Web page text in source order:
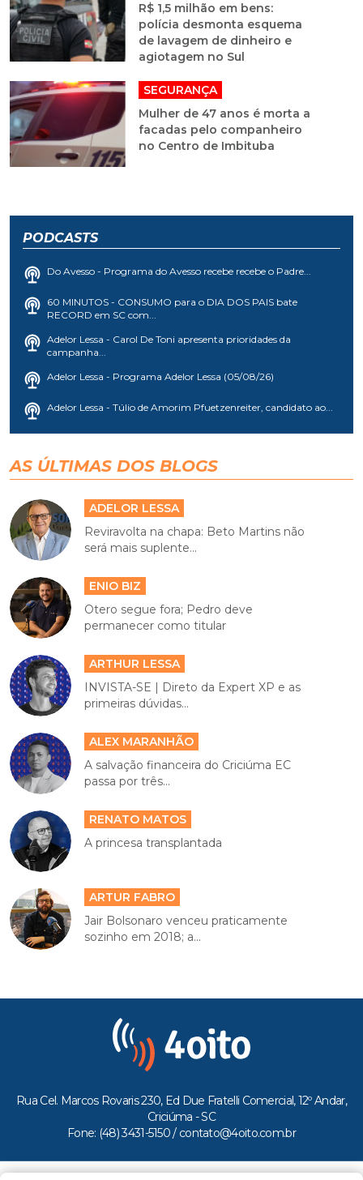
R$ 1,5 milhão em bens:
polícia desmonta esquema
de lavagem de dinheiro e
agiotagem no Sul
SEGURANÇA
Mulher de 47 anos é morta a
facadas pelo companheiro
no Centro de Imbituba
PODCASTS
Do Avesso - Programa do Avesso recebe recebe o Padre...
60 MINUTOS - CONSUMO para o DIA DOS PAIS bate
RECORD em SC com...
Adelor Lessa - Carol De Toni apresenta prioridades da
campanha...
Adelor Lessa - Programa Adelor Lessa (05/08/26)
Adelor Lessa - Túlio de Amorim Pfuetzenreiter, candidato ao...
AS ÚLTIMAS DOS BLOGS
ADELOR LESSA
Reviravolta na chapa: Beto Martins não
será mais suplente...
ENIO BIZ
Otero segue fora; Pedro deve
permanecer como titular
ARTHUR LESSA
INVISTA-SE | Direto da Expert XP e as
primeiras dúvidas...
ALEX MARANHÃO
A salvação financeira do Criciúma EC
passa por três...
RENATO MATOS
A princesa transplantada
ARTUR FABRO
Jair Bolsonaro venceu praticamente
sozinho em 2018; a...
Rua Cel. Marcos Rovaris 230, Ed Due Fratelli Comercial, 12º Andar,
Criciúma - SC
Fone: (48) 3431-5150 / contato@4oito.com.br